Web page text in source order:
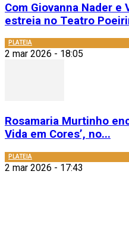
Com Giovanna Nader e
estreia no Teatro
PLATEIA
2 mar 2026 - 18:05
Rosamaria Murtinho
Vida em Cores’, no...
PLATEIA
2 mar 2026 - 17:43